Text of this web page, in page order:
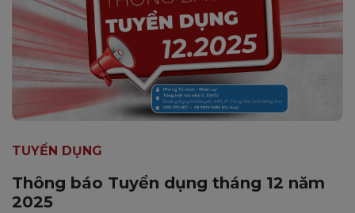
TUYỂN DỤNG
Thông báo Tuyển dụng tháng 12 năm
2025